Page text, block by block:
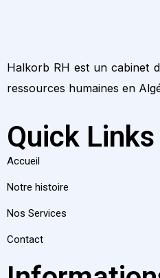
Halkorb RH est un cabinet
ressources humaines en
Quick Links
Accueil
Notre histoire
Nos Services
Contact